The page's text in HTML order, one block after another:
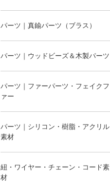
パーツ｜真鍮パーツ（ブラス）
パーツ｜ウッドビーズ＆木製パーツ
パーツ｜ファーパーツ・フェイクフ
ァー
パーツ｜シリコン・樹脂・アクリル
素材
紐・ワイヤー・チェーン・コード素
材